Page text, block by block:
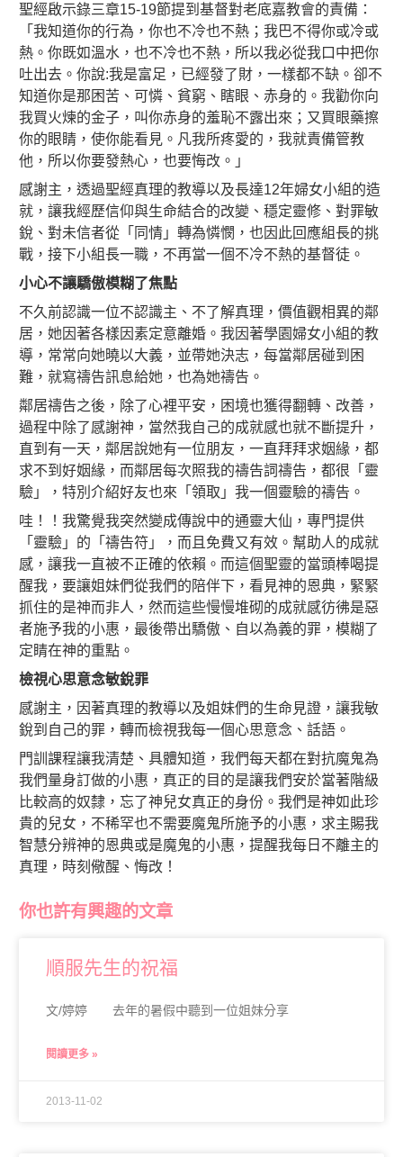
聖經啟示錄三章15-19節提到基督對老底嘉教會的責備：
「我知道你的行為，你也不冷也不熱；我巴不得你或冷或
熱。你既如溫水，也不冷也不熱，所以我必從我口中把你
吐出去。你說:我是富足，已經發了財，一樣都不缺。卻不
知道你是那困苦、可憐、貧窮、瞎眼、赤身的。我勸你向
我買火煉的金子，叫你赤身的羞恥不露出來；又買眼藥擦
你的眼睛，使你能看見。凡我所疼愛的，我就責備管教
他，所以你要發熱心，也要悔改。」
感謝主，透過聖經真理的教導以及長達12年婦女小組的造
就，讓我經歷信仰與生命結合的改變、穩定靈修、對罪敏
銳、對未信者從「同情」轉為憐憫，也因此回應組長的挑
戰，接下小組長一職，不再當一個不冷不熱的基督徒。
小心不讓驕傲模糊了焦點
不久前認識一位不認識主、不了解真理，價值觀相異的鄰
居，她因著各樣因素定意離婚。我因著學園婦女小組的教
導，常常向她曉以大義，並帶她決志，每當鄰居碰到困
難，就寫禱告訊息給她，也為她禱告。
鄰居禱告之後，除了心裡平安，困境也獲得翻轉、改善，
過程中除了感謝神，當然我自己的成就感也就不斷提升，
直到有一天，鄰居說她有一位朋友，一直拜拜求姻緣，都
求不到好姻緣，而鄰居每次照我的禱告詞禱告，都很「靈
驗」，特別介紹好友也來「領取」我一個靈驗的禱告。
哇！！我驚覺我突然變成傳說中的通靈大仙，專門提供
「靈驗」的「禱告符」，而且免費又有效。幫助人的成就
感，讓我一直被不正確的依賴。而這個聖靈的當頭棒喝提
醒我，要讓姐妹們從我們的陪伴下，看見神的恩典，緊緊
抓住的是神而非人，然而這些慢慢堆砌的成就感彷彿是惡
者施予我的小惠，最後帶出驕傲、自以為義的罪，模糊了
定睛在神的重點。
檢視心思意念敏銳罪
感謝主，因著真理的教導以及姐妹們的生命見證，讓我敏
銳到自己的罪，轉而檢視我每一個心思意念、話語。
門訓課程讓我清楚、具體知道，我們每天都在對抗魔鬼為
我們量身訂做的小惠，真正的目的是讓我們安於當著階級
比較高的奴隸，忘了神兒女真正的身份。我們是神如此珍
貴的兒女，不稀罕也不需要魔鬼所施予的小惠，求主賜我
智慧分辨神的恩典或是魔鬼的小惠，提醒我每日不離主的
真理，時刻儆醒、悔改！
你也許有興趣的文章
順服先生的祝福
文/婷婷 去年的暑假中聽到一位姐妹分享
閱讀更多 »
2013-11-02